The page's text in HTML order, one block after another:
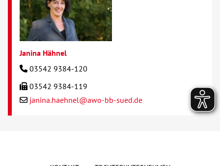
Janina Hähnel
03542 9384-120
03542 9384-119
janina.haehnel@awo-bb-sued.de